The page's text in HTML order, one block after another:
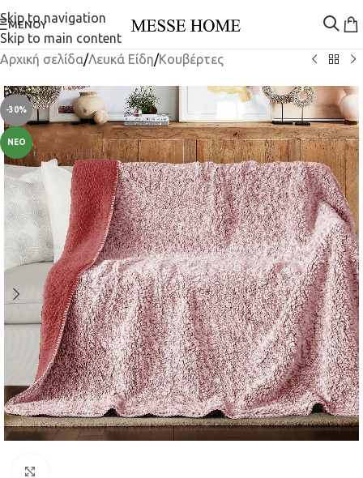
Skip to navigation
Skip to main content
ΜΕΝΟΎ
Αρχική σελίδα/Λευκά Είδη/Κουβέρτες
-30%
ΝΈΟ